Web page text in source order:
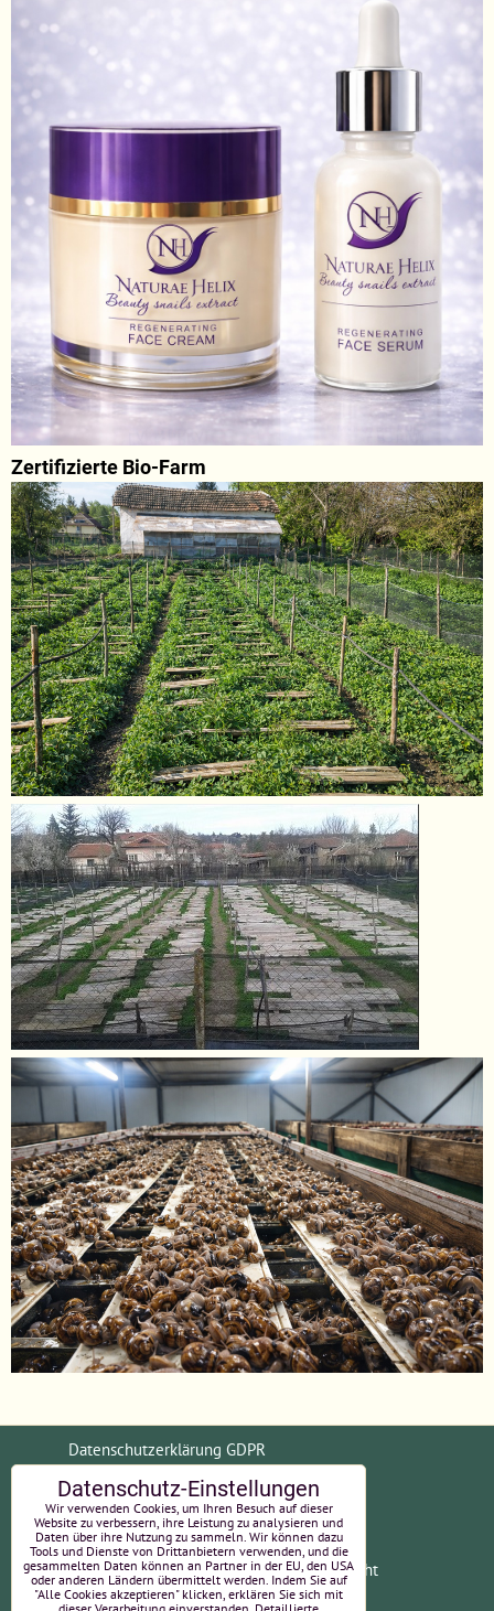
Zertifizierte Bio-Farm
Datenschutzerklärung GDPR
Allgemeine Geschäftsbedingungen (AGB)
Zahlungsinformationen
Widerrufsrecht
Datenschutz-Einstellungen
Wir verwenden Cookies, um Ihren Besuch auf dieser
Website zu verbessern, ihre Leistung zu analysieren und
Daten über ihre Nutzung zu sammeln. Wir können dazu
Tools und Dienste von Drittanbietern verwenden, und die
gesammelten Daten können an Partner in der EU, den USA
oder anderen Ländern übermittelt werden. Indem Sie auf
"Alle Cookies akzeptieren" klicken, erklären Sie sich mit